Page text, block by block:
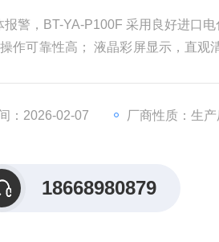
警，BT-YA-P100F 采用良好进口
作可靠性高； 液晶彩屏显示，直观
：2026-02-07 厂商性质：生产
18668980879